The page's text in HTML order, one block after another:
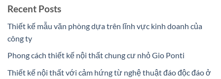
Recent Posts
Thiết kế mẫu văn phòng dựa trên lĩnh vực kinh doanh của
công ty
Phong cách thiết kế nội thất chung cư nhỏ Gio Ponti
Thiết kế nội thất với cảm hứng từ nghệ thuật đáo độc đáo ở